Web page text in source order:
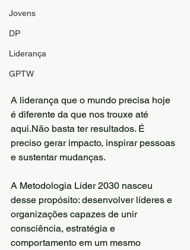
Jovens
DP
Liderança
GPTW
A liderança que o mundo precisa hoje
é diferente da que nos trouxe até
aqui.Não basta ter resultados. É
preciso gerar impacto, inspirar pessoas
e sustentar mudanças.
A Metodologia Líder 2030 nasceu
desse propósito: desenvolver líderes e
organizações capazes de unir
consciência, estratégia e
comportamento em um mesmo